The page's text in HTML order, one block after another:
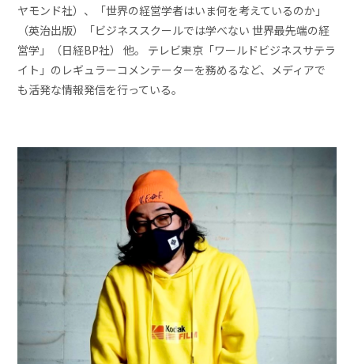
ヤモンド社）、「世界の経営学者はいま何を考えているのか」
（英治出版）「ビジネススクールでは学べない 世界最先端の経
営学」（日経BP社） 他。 テレビ東京「ワールドビジネスサテラ
イト」のレギュラーコメンテーターを務めるなど、メディアで
も活発な情報発信を行っている。